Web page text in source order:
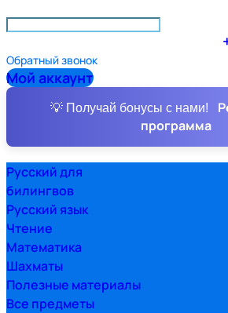
Обратный звонок
Мой аккаунт
💡 Получай бонусы с нами!
программа
Русский для
билингвов
Русский язык
Чтение
Математика
Шахматы
Полезные материалы
Все предметы